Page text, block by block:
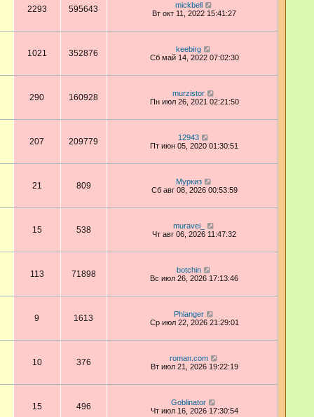
2293 595643
mickbell
Вт окт 11, 2022 15:41:27
1021 352876
keebirg
Сб май 14, 2022 07:02:30
290 160928
murzistor
Пн июл 26, 2021 02:21:50
207 209779
12943
Пт июн 05, 2020 01:30:51
21 809
Муркиз
Сб авг 08, 2026 00:53:59
15 538
muravei_
Чт авг 06, 2026 11:47:32
113 71898
botchin
Вс июл 26, 2026 17:13:46
9 1613
Phlanger
Ср июл 22, 2026 21:29:01
10 376
roman.com
Вт июл 21, 2026 19:22:19
15 496
Goblinator
Чт июл 16, 2026 17:30:54